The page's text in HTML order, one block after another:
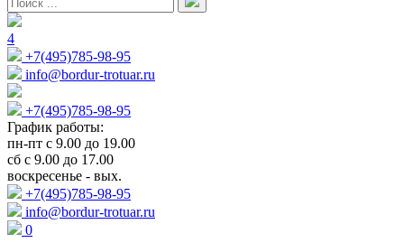
4
+7(495)785-98-95
info@bordur-trotuar.ru
+7(495)785-98-95
График работы:
пн-пт с 9.00 до 19.00
сб с 9.00 до 17.00
воскресенье - вых.
+7(495)785-98-95
info@bordur-trotuar.ru
0